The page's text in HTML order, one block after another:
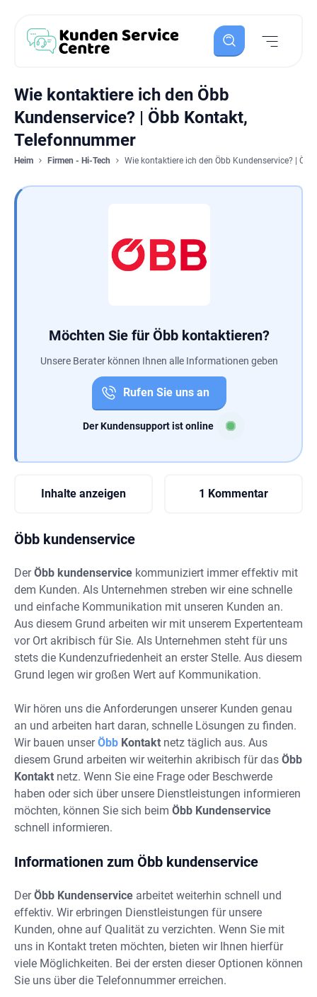
Wie kontaktiere ich den Öbb
Kundenservice? | Öbb Kontakt,
Telefonnummer
Heim Firmen - Hi-Tech Wie kontaktiere ich den Öbb Kundenservice? |
Möchten Sie für Öbb kontaktieren?
Unsere Berater können Ihnen alle Informationen geben
Rufen Sie uns an
Der Kundensupport ist online
Inhalte anzeigen 1 Kommentar
Öbb kundenservice
DerÖbb kundenservice kommuniziert immer effektiv mit
dem Kunden. Als Unternehmen streben wir eine schnelle
und einfache Kommunikation mit unseren Kunden an.
Aus diesem Grund arbeiten wir mit unserem Expertenteam
vor Ort akribisch für Sie. Als Unternehmen steht für uns
stets die Kundenzufriedenheit an erster Stelle. Aus diesem
Grund legen wir großen Wert auf Kommunikation.
Wir hören uns die Anforderungen unserer Kunden genau
an und arbeiten hart daran, schnelle Lösungen zu finden.
Wir bauen unserÖbb Kontakt netz täglich aus. Aus
diesem Grund arbeiten wir weiterhin akribisch für das Öbb
Kontakt netz. Wenn Sie eine Frage oder Beschwerde
haben oder sich über unsere Dienstleistungen informieren
möchten, können Sie sich beim Öbb Kundenservice
schnell informieren.
Informationen zum Öbb kundenservice
DerÖbb Kundenservice arbeitet weiterhin schnell und
effektiv. Wir erbringen Dienstleistungen für unsere
Kunden, ohne auf Qualität zu verzichten. Wenn Sie mit
uns in Kontakt treten möchten, bieten wir Ihnen hierfür
viele Möglichkeiten. Bei der ersten dieser Optionen können
Sie uns über die Telefonnummer erreichen.